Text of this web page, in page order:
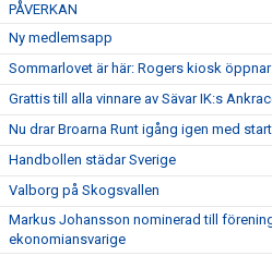
PÅVERKAN
Ny medlemsapp
Sommarlovet är här: Rogers kiosk
Grattis till alla vinnare av Sävar IK:s
Nu drar Broarna Runt igång igen med
Handbollen städar Sverige
Valborg på Skogsvallen
Markus Johansson nominerad till
ekonomiansvarige